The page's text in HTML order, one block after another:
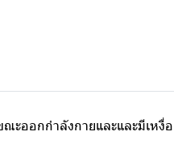
ะออกกำลังกายและและมีเหงื่อ